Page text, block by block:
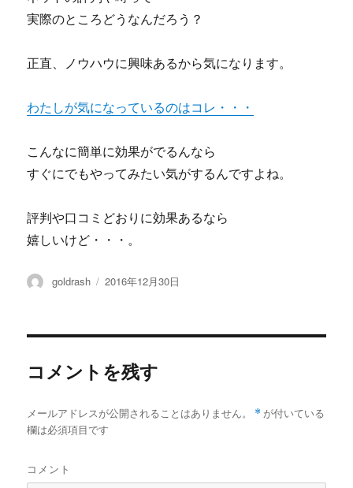
実際のところどうなんだろう？
正直、ノウハウに興味あるから気になります。
わたしが気になっているのはコレ・・・
こんなに簡単に効果がでるんなら
すぐにでもやってみたい気がするんですよね。
評判や口コミどおりに効果あるなら
嬉しいけど・・・。
投
goldrash
投
2016年12月30日
コメントを残す
メールアドレスが公開されることはありません。 * が付いている
欄は必須項目です
コメント